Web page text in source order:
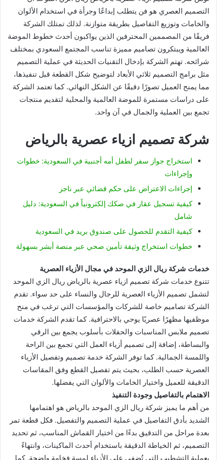
التصميم العصري هو فن يتطلب إبداعًا وجرأة في استخدام الألوان
والخامات وتوزيع التفاصيل بطريقة متوازنة. لذلك تمتلك الشركة
فريقًا من المصممين المحترفين الذين يواكبون أحدث خطوط الموضة
العالمية ويبتكرون تصاميم مميزة تناسب المجتمع السعودي بمختلف
شرائحه. تهتم الشركة بإدخال التقنيات الحديثة في عملية التصميم
مثل برامج التصميم ثلاثي الأبعاد لتوضيح شكل القطعة قبل تنفيذها،
مما يمنح العميل تصورًا دقيقًا عن الشكل النهائي. كما تعتمد الشركة
على دراسات مستمرة للموضة العالمية والمحلية لتقديم منتجات
تجمع بين العملية والجمال في آن واحد.
شركة تصميم ازياء عصرية بالرياض
استخراج جواز سفر لطفل أمه أجنبية في السعودية: خطوات
وإجراءات
إجراءات الاعتراض على حكم قضائي عبر ناجز
كيفية تسجيل عقار في صكك إلكترونياً في السعودية: دليل
شامل
كيفية التقدم للحصول على صندوق بريد في السعودية
خطوات استخراج وثيقة تأمين صحي عبر منصة أبشر بسهولة
خدمات شركة ريال الزي الموحد في مجال الأزياء العصرية
تتنوع خدمات شركة تصميم ازياء عصرية بالرياض ريال الزي الموحد
لتشمل تصميم الأزياء العصرية للرجال والنساء على حد سواء. تقدم
الشركة تصاميم خاصة للشركات والمؤسسات التي ترغب في منح
موظفيها مظهرًا عصريًا يوحي بالاحترافية. كما تقدم الشركة خدمات
تصميم ملابس المناسبات والحفلات بأسلوب يجمع بين الرقي
والبساطة، إضافة إلى تصميم أزياء العمل التي تجمع بين الراحة
واللمسة الجمالية. كما توفر الشركة خدمة تصميم وتفصيل الأزياء
العصرية حسب الطلب، بحيث يتم تفصيل القطع وفق المقاسات
الدقيقة للعميل واختيار الخامات والألوان التي يفضلها.
الاهتمام بالتفاصيل وجودة التنفيذ
من أهم ما يميز شركة ريال الزي الموحد بالرياض هو اهتمامها
الشديد بأدق التفاصيل في عملية التصميم والتفصيل. فكل قطعة تمر
بعدة مراحل من التدقيق بدءًا من اختيار القماش المناسب، ثم تحديد
التصميم، ثم الخياطة الدقيقة باستخدام أحدث الماكينات، وانتهاءً
بعملية التشطيب التي تُضفي على الأزياء لمسة فخامة واضحة. كما